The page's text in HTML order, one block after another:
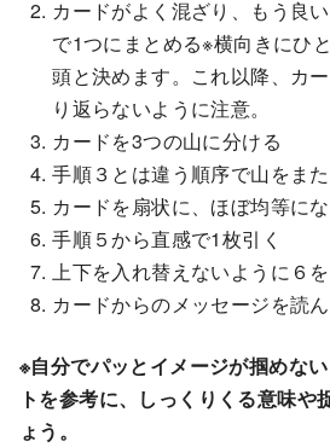
カードがよく混ざり、もう良
で1つにまとめる※横向きにひ
頭と決めます。これ以降、カ
り返らないように注意。
カードを3つの山に分ける
手順３とは違う順序で山をま
カードを扇状に、ほぼ均等に
手順５から直感で1枚引く
上下を入れ替えないように６
カードからのメッセージを読
※自分でパッとイメージが掴めな
トを参考に、しっくりくる意味や
ょう。